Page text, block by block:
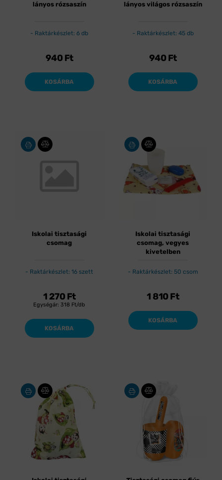
lányos rózsaszín
Raktárkészlet: 6 db
940 Ft
KOSÁRBA
lányos világos rózsaszín
Raktárkészlet: 45 db
940 Ft
KOSÁRBA
Iskolai tisztasági
csomag
Raktárkészlet: 16 szett
1 270 Ft
Egységár: 318 Ft/db
KOSÁRBA
Iskolai tisztasági
csomag, vegyes
kivetelben
Raktárkészlet: 50 csom
1 810 Ft
KOSÁRBA